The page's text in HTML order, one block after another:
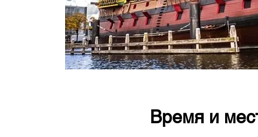
Время и